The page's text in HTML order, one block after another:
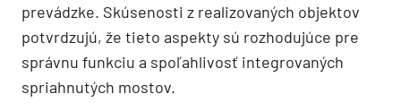
prevádzke. Skúsenosti z realizovaných objektov
potvrdzujú, že tieto aspekty sú rozhodujúce pre
správnu funkciu a spoľahlivosť integrovaných
spriahnutých mostov.